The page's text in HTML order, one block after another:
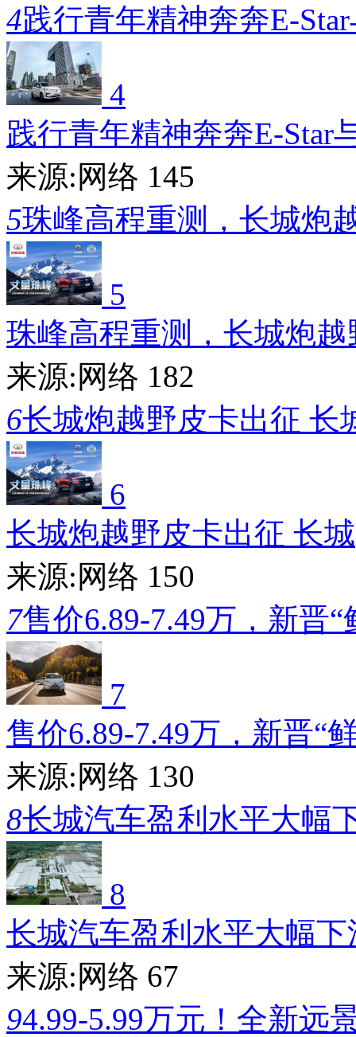
4践行青年精神奔奔E-
4
践行青年精神奔奔E-Star
来源:网络 145
5珠峰高程重测，长城炮
5
珠峰高程重测，长城炮越
来源:网络 182
6长城炮越野皮卡出征 长
6
长城炮越野皮卡出征 长城
来源:网络 150
7售价6.89-7.49万，新晋“
7
售价6.89-7.49万，新晋“
来源:网络 130
8长城汽车盈利水平大幅
8
长城汽车盈利水平大幅下
来源:网络 67
94.99-5.99万元！全新远